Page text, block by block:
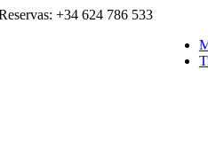
+34 624 786 533